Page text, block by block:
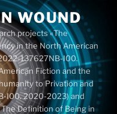
WOUND
projects «The
in the North American
137627NB-I00.
Fiction and the
to Privation and
I00. 2020-2023) and
Definition of Being in